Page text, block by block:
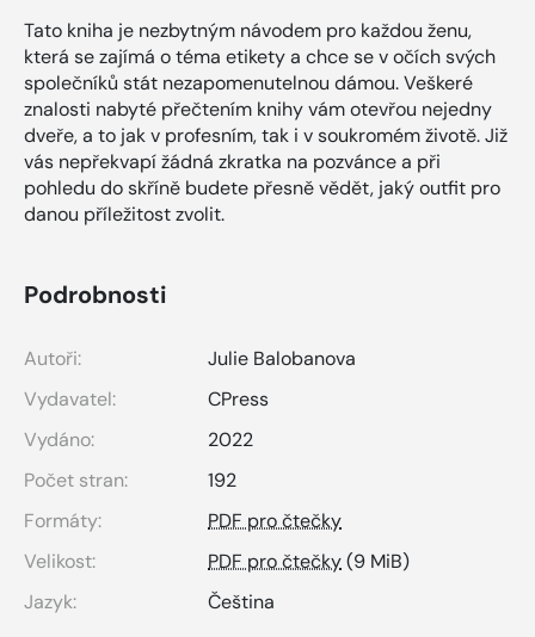
Tato kniha je nezbytným návodem pro každou ženu,
která se zajímá o téma etikety a chce se v očích svých
společníků stát nezapomenutelnou dámou. Veškeré
znalosti nabyté přečtením knihy vám otevřou nejedny
dveře, a to jak v profesním, tak i v soukromém životě. Již
vás nepřekvapí žádná zkratka na pozvánce a při
pohledu do skříně budete přesně vědět, jaký outfit pro
danou příležitost zvolit.
Podrobnosti
Autoři:
Julie Balobanova
Vydavatel:
CPress
Vydáno:
2022
Počet stran:
192
Formáty:
PDF pro čtečky
Velikost:
PDF pro čtečky(9 MiB)
Jazyk:
Čeština